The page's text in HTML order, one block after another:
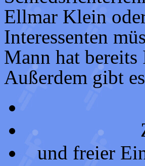
Ellmar Klein
Interessenten
Mann hat bereits
Außerdem gibt
und freier